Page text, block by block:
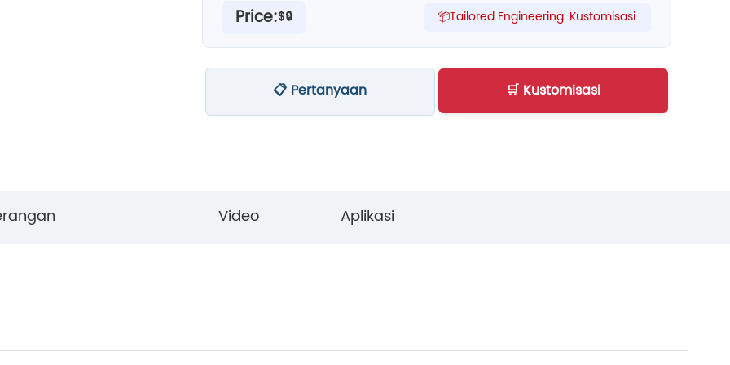
Price:$🔒 📦Tailored Engineering. Kustomisasi.
📋 Pertanyaan 🛒 Kustomisasi
Video Aplikasi